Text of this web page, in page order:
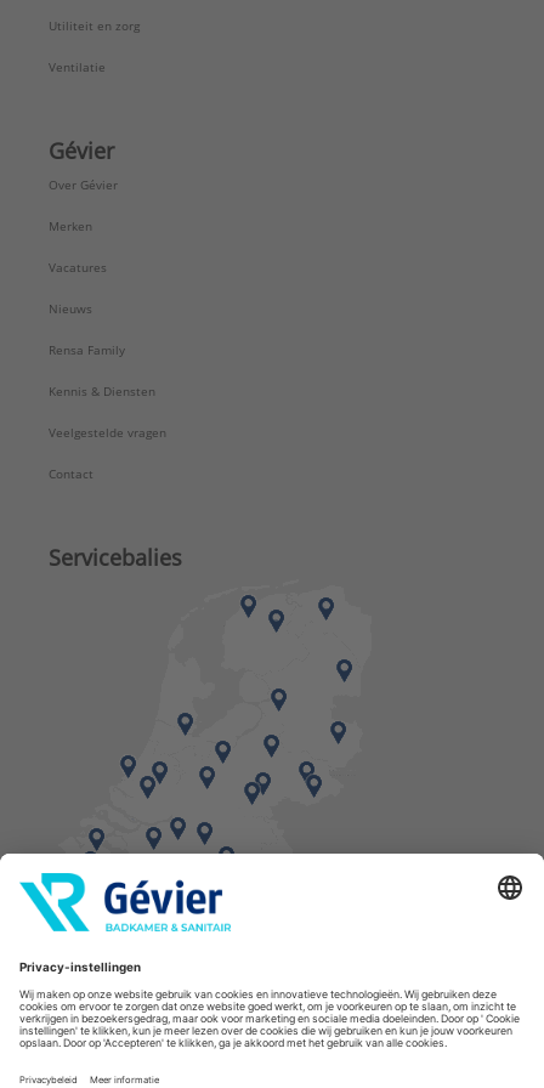
Utiliteit en zorg
Ventilatie
Gévier
Over Gévier
Merken
Vacatures
Nieuws
Rensa Family
Kennis & Diensten
Veelgestelde vragen
Contact
Servicebalies
Vind een balie in de buurt
* Bestellingen geplaatst in het weekend worden, mits voorradig, dinsdag geleverd.
Cookies